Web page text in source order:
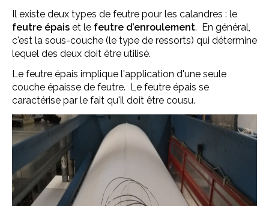
Il existe deux types de feutre pour les calandres : le
feutre épais et le feutre d’enroulement. En général,
c'est la sous-couche (le type de ressorts) qui détermine
lequel des deux doit être utilisé.
Le feutre épais implique l'application d'une seule
couche épaisse de feutre. Le feutre épais se
caractérise par le fait qu'il doit être cousu.